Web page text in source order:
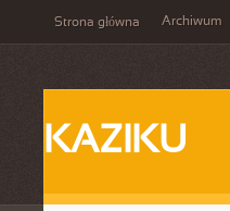
Strona główna Archiwum
KAZIKU